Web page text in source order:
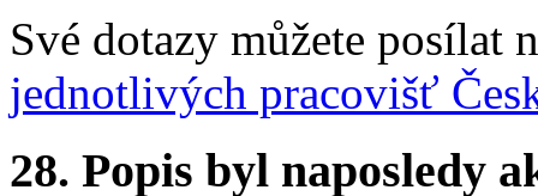
Své dotazy můžete posílat
jednotlivých pracovišť
28. Popis byl naposledy